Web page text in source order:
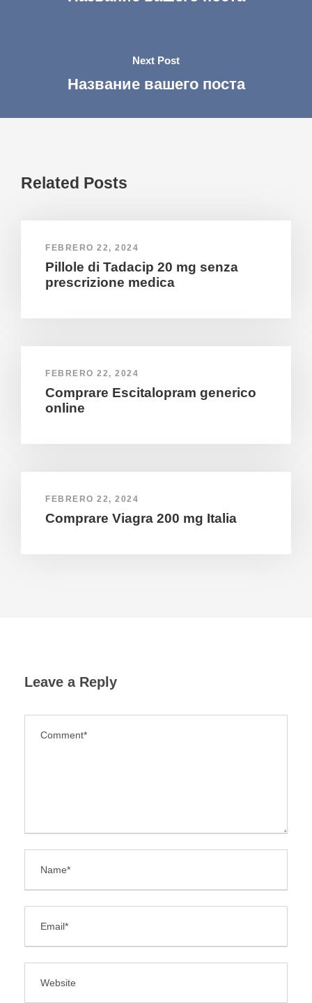
Next Post
Название вашего поста
Related Posts
FEBRERO 22, 2024
Pillole di Tadacip 20 mg senza
prescrizione medica
FEBRERO 22, 2024
Comprare Escitalopram generico
online
FEBRERO 22, 2024
Comprare Viagra 200 mg Italia
Leave a Reply